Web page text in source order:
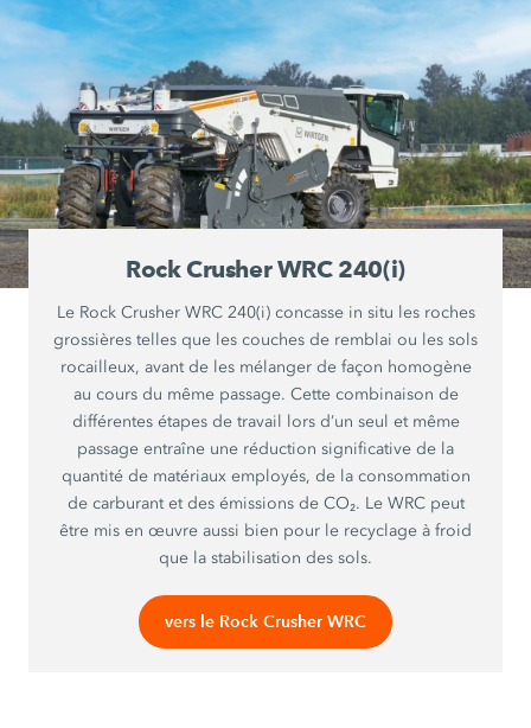
Rock Crusher WRC 240(i)
Le Rock Crusher WRC 240(i) concasse in situ les roches
grossières telles que les couches de remblai ou les sols
rocailleux, avant de les mélanger de façon homogène
au cours du même passage. Cette combinaison de
différentes étapes de travail lors d’un seul et même
passage entraîne une réduction significative de la
quantité de matériaux employés, de la consommation
de carburant et des émissions de CO₂. Le WRC peut
être mis en œuvre aussi bien pour le recyclage à froid
que la stabilisation des sols.
vers le Rock Crusher WRC